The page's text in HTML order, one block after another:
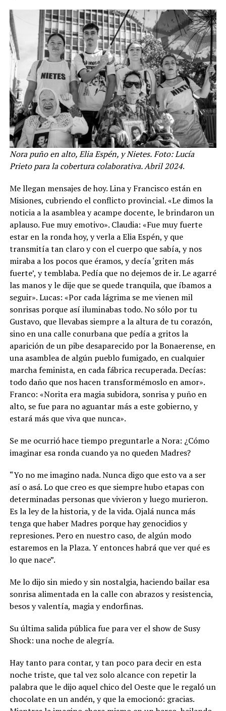
Nora puño en alto, Elia Espén, y Nietes.Foto: Lucía
Prieto para la cobertura colaborativa. Abril 2024.
Me llegan mensajes de hoy. Lina y Francisco están en
Misiones, cubriendo el conflicto provincial. «Le dimos la
noticia a la asamblea y acampe docente, le brindaron un
aplauso. Fue muy emotivo». Claudia: «Fue muy fuerte
estar en la ronda hoy, y verla a Elia Espén, y que
transmitía tan claro y con el cuerpo que sabía, y nos
miraba a los pocos que éramos, y decía ‘griten más
fuerte’, y temblaba. Pedía que no dejemos de ir. Le agarré
las manos y le dije que se quede tranquila, que íbamos a
seguir». Lucas: «Por cada lágrima se me vienen mil
sonrisas porque así iluminabas todo. No sólo por tu
Gustavo, que llevabas siempre a la altura de tu corazón,
sino en una calle conurbana que pedía a gritos la
aparición de un pibe desaparecido por la Bonaerense, en
una asamblea de algún pueblo fumigado, en cualquier
marcha feminista, en cada fábrica recuperada. Decías:
todo daño que nos hacen transformémoslo en amor».
Franco: «Norita era magia subidora, sonrisa y puño en
alto, se fue para no aguantar más a este gobierno, y
estará más que viva que nunca».
Se me ocurrió hace tiempo preguntarle a Nora: ¿Cómo
imaginar esa ronda cuando ya no queden Madres?
“Yo no me imagino nada. Nunca digo que esto va a ser
así o asá. Lo que creo es que siempre hubo etapas con
determinadas personas que vivieron y luego murieron.
Es la ley de la historia, y de la vida. Ojalá nunca más
tenga que haber Madres porque hay genocidios y
represiones. Pero en nuestro caso, de algún modo
estaremos en la Plaza. Y entonces habrá que ver qué es
lo que nace”.
Me lo dijo sin miedo y sin nostalgia, haciendo bailar esa
sonrisa alimentada en la calle con abrazos y resistencia,
besos y valentía, magia y endorfinas.
Su última salida pública fue para ver el show de Susy
Shock: una noche de alegría.
Hay tanto para contar, y tan poco para decir en esta
noche triste, que tal vez solo alcance con repetir la
palabra que le dijo aquel chico del Oeste que le regaló un
chocolate en un andén, y que la emocionó: gracias.